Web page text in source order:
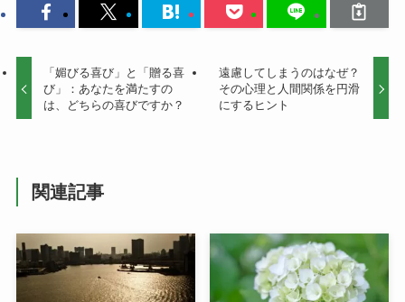
「媚びる喜び」と「贈る喜
び」：あなたを満たすの
は、どちらの喜びですか？
遠慮してしまうのはなぜ？
その心理と人間関係を円滑
にするヒント
関連記事